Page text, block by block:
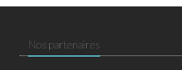
Nos partenaires